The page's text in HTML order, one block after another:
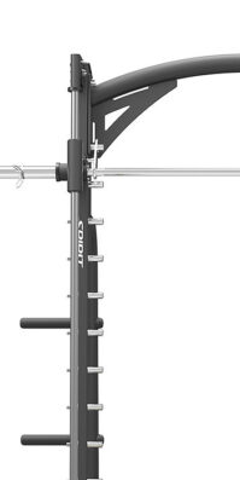
Cardio Spirit
Máy chạy bộ Spirit
Xe đạp tập Spirit
Xe đạp ngồi có tựa lưng
Máy trượt tuyết Spirit
Máy chèo thuyền Spirit
Máy tập phục hồi chức
Strength Spirit
SP3 Serie Strength Spirit
SP4 Serie Strength Spirit
Free weight Spirit
Cardio Tiger Sport
Máy chạy bộ Tiger Sport
Xe đạp ngồi có tựa lưng